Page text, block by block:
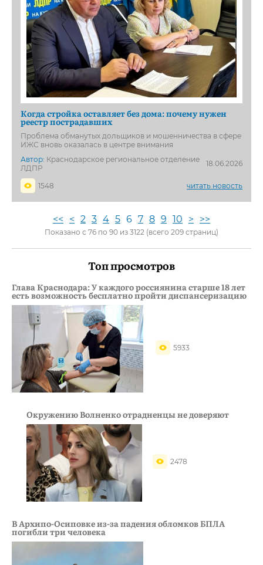
Когда стройка оставляет без дома: почему нужен
реестр пострадавших
Проблема обманутых дольщиков и мошенничества в сфере
ИЖС вновь оказалась в центре внимания
Автор: Краснодарское региональное отделение
ЛДПР
18.06.2026
1548 читать новость
<< < 2 3 4 5 6 7 8 9 10 > >>
Показано с 76 по 90 из 3122 (всего 209 страниц)
Топ просмотров
Глава Краснодара: У каждого россиянина старше 18 лет
есть возможность бесплатно пройти диспансеризацию
5933
Окружению Волненко отрадненцы не доверяют
2478
В Архипо-Осиповке из-за падения обломков БПЛА
погибли три человека